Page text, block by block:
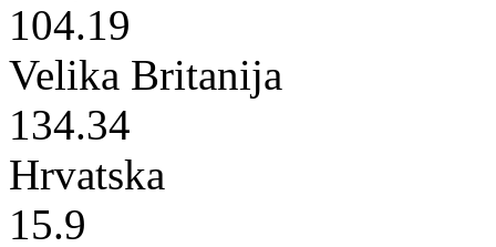
104.19
Velika Britanija
134.34
Hrvatska
15.9